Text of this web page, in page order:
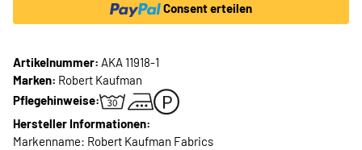
Consent erteilen
Artikelnummer: AKA 11918-1
Marken: Robert Kaufman
Pflegehinweise:
Hersteller Informationen:
Markenname: Robert Kaufman Fabrics